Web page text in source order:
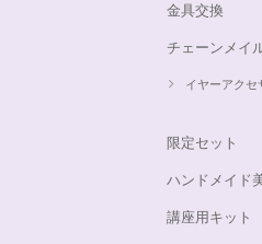
金具交換
チェーンメイ
イヤーアクセ
限定セット
ハンドメイド
講座用キット